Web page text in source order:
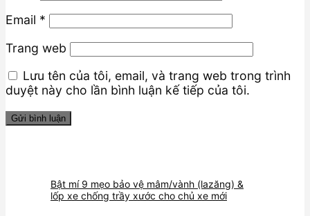
Email *
Trang web
Lưu tên của tôi, email, và trang web trong trình
duyệt này cho lần bình luận kế tiếp của tôi.
Bật mí 9 mẹo bảo vệ mâm/vành (lazăng) &
lốp xe chống trầy xước cho chủ xe mới